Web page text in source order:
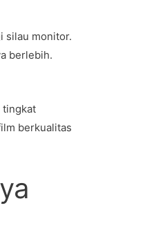
silau monitor.
berlebih.
tingkat
berkualitas